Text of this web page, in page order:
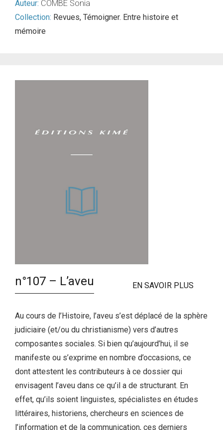
Auteur: COMBE Sonia
Collection: Revues, Témoigner. Entre histoire et
mémoire
n°107 – L’aveu EN SAVOIR PLUS
Au cours de l’Histoire, l’aveu s’est déplacé de la sphère
judiciaire (et/ou du christianisme) vers d’autres
composantes sociales. Si bien qu’aujourd’hui, il se
manifeste ou s’exprime en nombre d’occasions, ce
dont attestent les contributeurs à ce dossier qui
envisagent l’aveu dans ce qu’il a de structurant. En
effet, qu’ils soient linguistes, spécialistes en études
littéraires, historiens, chercheurs en sciences de
l’information et de la communication, ces derniers